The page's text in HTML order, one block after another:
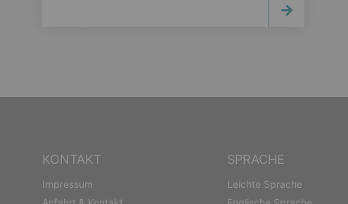
KONTAKT
Impressum
SPRACHE
Leichte Sprache